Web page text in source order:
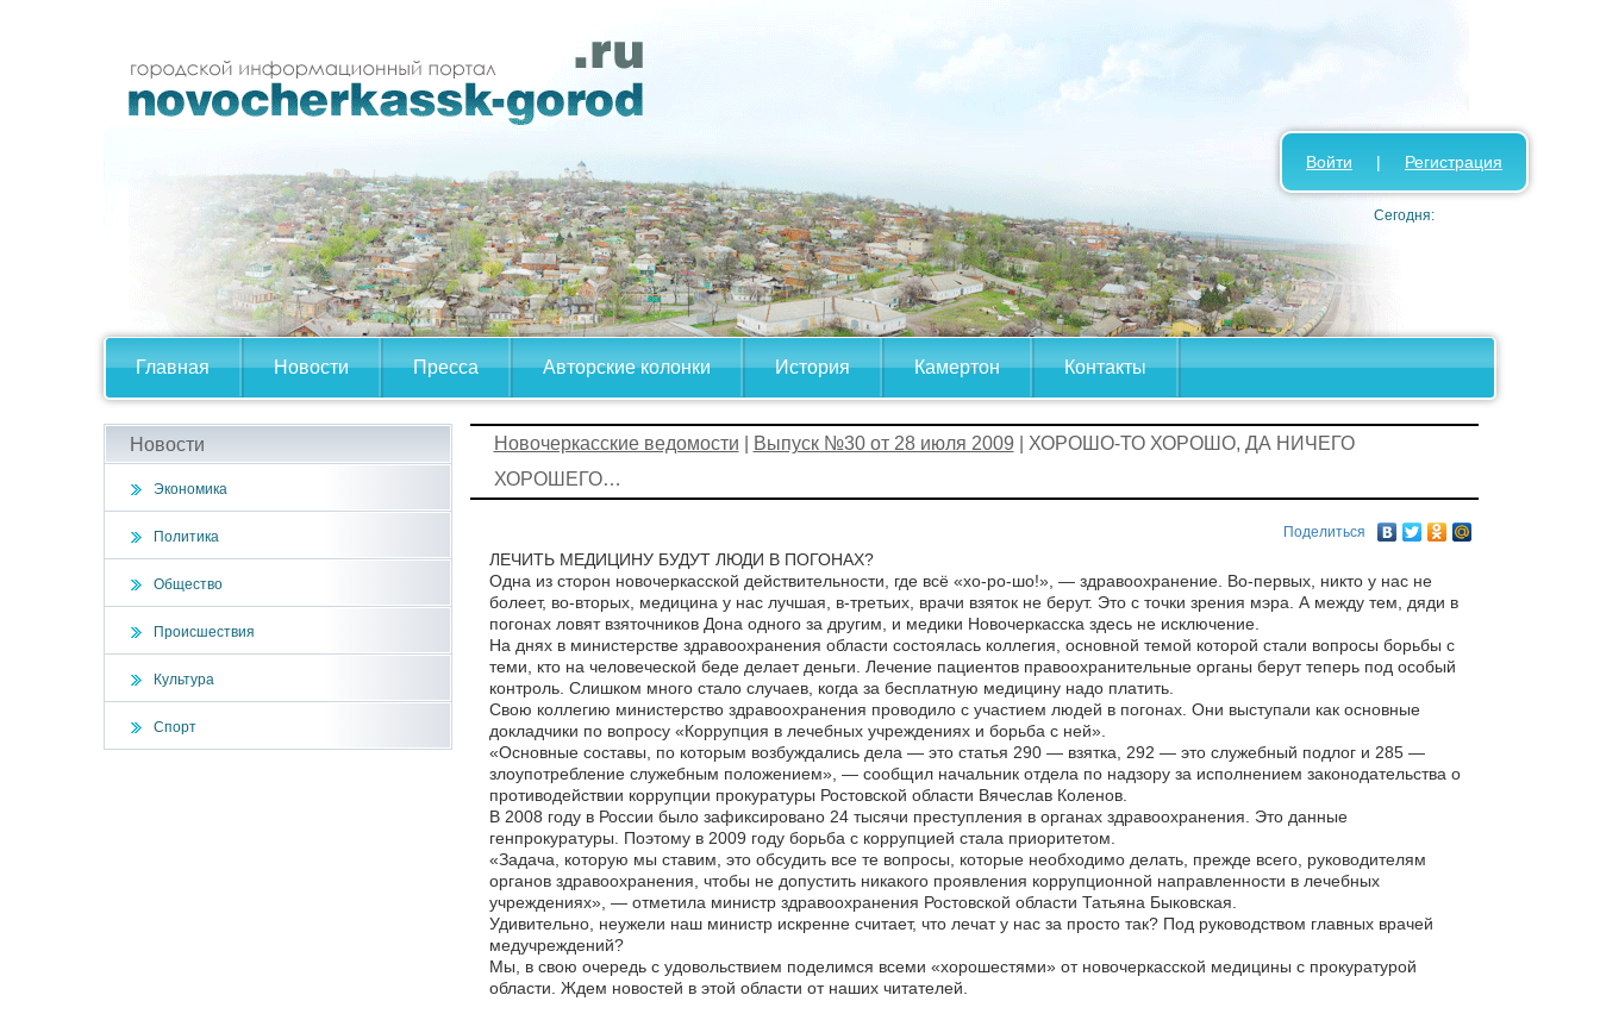
Главная Новости Пресса Авторские колонки История Камертон Контакты
Войти | Регистрация
Сегодня:
Новости
Экономика
Политика
Общество
Происшествия
Культура
Спорт
Новочеркасские ведомости Выпуск №30 от 28 июля 2009 | ХОРОШО-ТО ХОРОШО, ДА НИЧЕГО
ХОРОШЕГО…
Поделиться
ЛЕЧИТЬ МЕДИЦИНУ БУДУТ ЛЮДИ В ПОГОНАХ?
Одна из сторон новочеркасской действительности, где всё «хо-ро-шо!», — здравоохранение. Во-первых, никто у нас не
болеет, во-вторых, медицина у нас лучшая, в-третьих, врачи взяток не берут. Это с точки зрения мэра. А между тем, дяди в
погонах ловят взяточников Дона одного за другим, и медики Новочеркасска здесь не исключение.
На днях в министерстве здравоохранения области состоялась коллегия, основной темой которой стали вопросы борьбы с
теми, кто на человеческой беде делает деньги. Лечение пациентов правоохранительные органы берут теперь под особый
контроль. Cлишком много стало случаев, когда за бесплатную медицину надо платить.
Свою коллегию министерство здравоохранения проводило с участием людей в погонах. Они выступали как основные
докладчики по вопросу «Коррупция в лечебных учреждениях и борьба с ней».
«Основные составы, по которым возбуждались дела — это статья 290 — взятка, 292 — это служебный подлог и 285 —
злоупотребление служебным положением», — сообщил начальник отдела по надзору за исполнением законодательства о
противодействии коррупции прокуратуры Ростовской области Вячеслав Коленов.
В 2008 году в России было зафиксировано 24 тысячи преступления в органах здравоохранения. Это данные
генпрокуратуры. Поэтому в 2009 году борьба с коррупцией стала приоритетом.
«Задача, которую мы ставим, это обсудить все те вопросы, которые необходимо делать, прежде всего, руководителям
органов здравоохранения, чтобы не допустить никакого проявления коррупционной направленности в лечебных
учреждениях», — отметила министр здравоохранения Ростовской области Татьяна Быковская.
Удивительно, неужели наш министр искренне считает, что лечат у нас за просто так? Под руководством главных врачей
медучреждений?
Мы, в свою очередь с удовольствием поделимся всеми «хорошестями» от новочеркасской медицины с прокуратурой
области. Ждем новостей в этой области от наших читателей.